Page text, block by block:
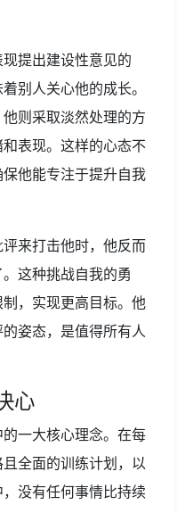
提出建设性意见的
别人关心他的成长。
则采取淡然处理的方
表现。这样的心态不
他能专注于提升自我
来打击他时，他反而
这种挑战自我的勇
，实现更高目标。他
姿态，是值得所有人
心
一大核心理念。在每
全面的训练计划，以
没有任何事情比持续